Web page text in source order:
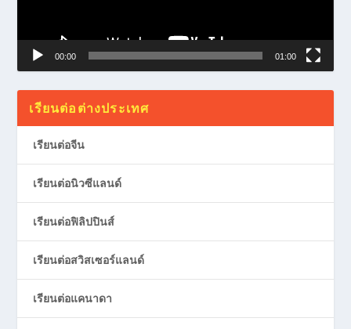
00:00 01:00
เรียนต่อต่างประเทศ
เรียนต่อจีน
เรียนต่อนิวซีแลนด์
เรียนต่อฟิลิปปินส์
เรียนต่อสวิสเซอร์แลนด์
เรียนต่อแคนาดา